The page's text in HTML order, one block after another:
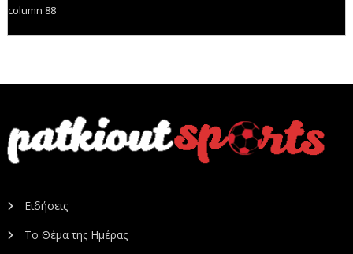
column 88
Ειδήσεις
Το Θέμα της Ημέρας